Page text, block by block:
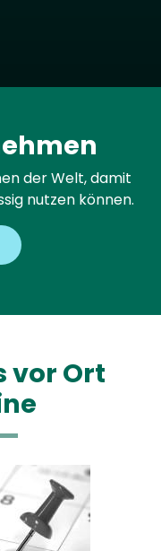
der Welt, damit
nutzen können.
vor Ort